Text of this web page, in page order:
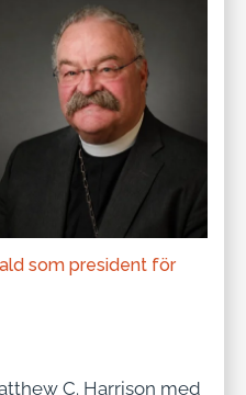
som president för
C. Harrison med